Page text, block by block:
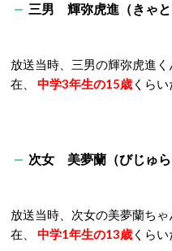
三男 輝弥虎進（きゃ
放送当時、三男の輝弥虎進く
在、 中学3年生の15歳 くら
次女 美夢蘭（びじゅ
放送当時、次女の美夢蘭ちゃ
在、 中学1年生の13歳 くら